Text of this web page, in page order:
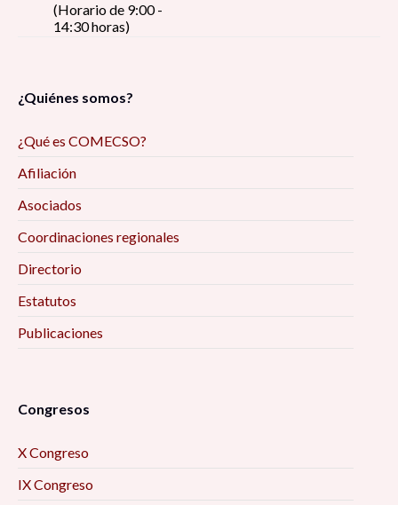
Pin up girls, construcción del estereotipo de la
Reflexiones de la investigación/intervención
sociales, en tiempos de pandemia 9:00 am
discapacidad: diálogo desde los estudios
Críticos 9:00 am
entre Aldama y Santa Martha, Chenalhó
Perspectiva para el Desarrollo Local 10:00 am
(Horario de 9:00 -
14:30 horas)
¿Quiénes somos?
¿Qué es COMECSO?
Afiliación
Asociados
Coordinaciones regionales
Directorio
Estatutos
Publicaciones
Congresos
X Congreso
IX Congreso